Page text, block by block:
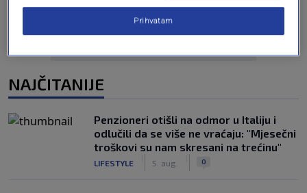
NAJČITANIJE
Penzioneri otišli na odmor u Italiju i
odlučili da se više ne vraćaju: "Mjesečni
troškovi su nam skresani na trećinu"
LIFESTYLE 5. aug. 0
Prihvatam